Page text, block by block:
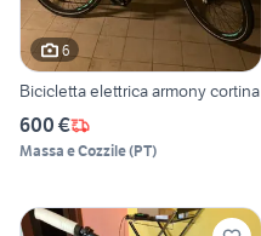
6
Bicicletta elettrica armony cortina
600 €
Massa e Cozzile(PT)